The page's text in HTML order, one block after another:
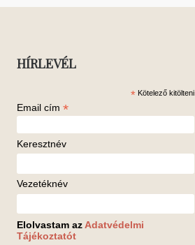
HÍRLEVÉL
* Kötelező kitölteni
Email cím *
Keresztnév
Vezetéknév
Elolvastam azAdatvédelmi
Tájékoztatót